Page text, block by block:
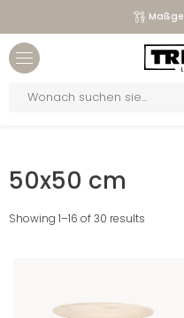
search
50x50 cm
Showing 1–16 of 30 results